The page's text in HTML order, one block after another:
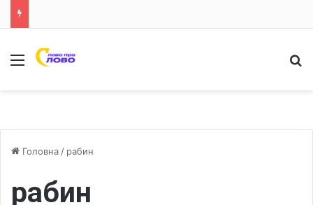
Меню
Головна / рабин
рабин